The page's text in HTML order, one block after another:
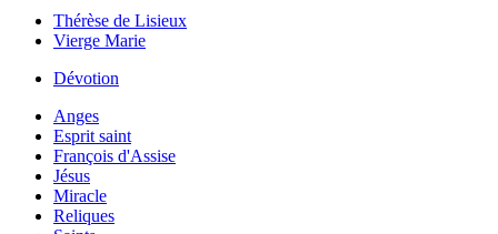
Thérèse de Lisieux
Vierge Marie
Dévotion
Anges
Esprit saint
François d'Assise
Jésus
Miracle
Reliques